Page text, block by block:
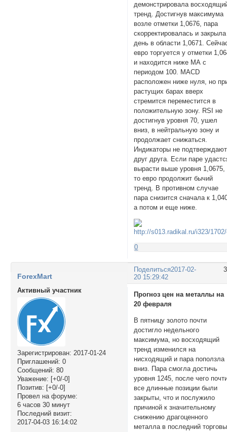
демонстрировала
тренд. Достигнув максимума
возле отметки 1,0676, пара
скорректировалась и закрыла
день в области 1,0671.
евро торгуется у отметки
и находится ниже МА с
периодом 100. MACD
расположен ниже нуля, но
растущих барах вверх
стремится переместится в
положительную зону. RSI не
достигнув уровня 70, ушел
вниз, в нейтральную зону и
продолжает снижаться.
Индикаторы не подтверждают
друг друга. Если паре
вырасти выше уровня 1,0675,
то евро продолжит бычий
тренд. В противном случае
пара снизится сначала к
а потом и еще ниже.
0
Поделиться2017-02-
20 15:29:42
ForexMart
Активный участник
Зарегистрирован: 2017-01-24
Приглашений: 0
Сообщений: 80
Уважение: [+0/-0]
Позитив: [+0/-0]
Провел на форуме:
6 часов 30 минут
Последний визит:
2017-04-03 16:14:02
Прогноз цен на металлы на
20 февраля
В пятницу золото почти
достигло недельного
максимума, но восходящий
тренд изменился на
нисходящий и пара поползла
вниз. Пара смогла достичь
уровня 1245, после чего
все длинные позиции были
закрыты, что и послужило
причиной к значительному
снижению драгоценного
металла в последний